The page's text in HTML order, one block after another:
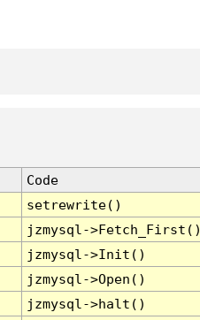
Code
setrewrite()
jzmysql-
jzmysql->Init()
jzmysql->Open()
jzmysql->halt()